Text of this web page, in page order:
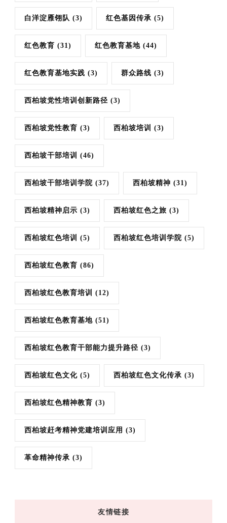
白洋淀雁翎队 (3) 红色基因传承 (5)
红色教育 (31) 红色教育基地 (44)
红色教育基地实践 (3) 群众路线 (3)
西柏坡党性培训创新路径 (3)
西柏坡党性教育 (3) 西柏坡培训 (3)
西柏坡干部培训 (46)
西柏坡干部培训学院 (37) 西柏坡精神 (31)
西柏坡精神启示 (3) 西柏坡红色之旅 (3)
西柏坡红色培训 (5) 西柏坡红色培训学院 (5)
西柏坡红色教育 (86)
西柏坡红色教育培训 (12)
西柏坡红色教育基地 (51)
西柏坡红色教育干部能力提升路径 (3)
西柏坡红色文化 (5) 西柏坡红色文化传承 (3)
西柏坡红色精神教育 (3)
西柏坡赶考精神党建培训应用 (3)
革命精神传承 (3)
友情链接